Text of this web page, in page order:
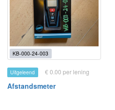
KB-000-24-003
Uitgeleend € 0.00 per lening
Afstandsmeter